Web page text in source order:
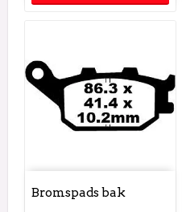
Bromspads bak